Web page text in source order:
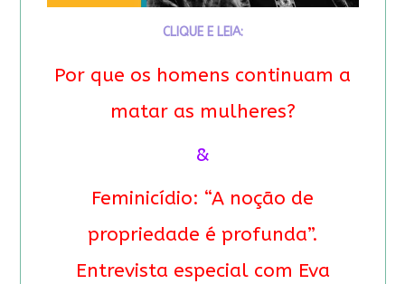
CLIQUE E LEIA:
Por que os homens continuam a
matar as mulheres?
&
Feminicídio: “A noção de
propriedade é profunda”.
Entrevista especial com Eva